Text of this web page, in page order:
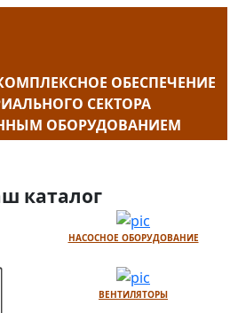
ОБЕСПЕЧЕНИЕ
СЕКТОРА
ОБОРУДОВАНИЕМ
каталог
НАСОСНОЕ ОБОРУДОВАНИЕ
ВЕНТИЛЯТОРЫ